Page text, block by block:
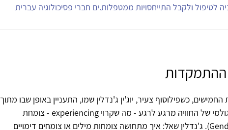
לטיפול ולקבל התייחסויות ממטפלות.ים חברי פסיכולוגיה עברית
ההתמקדות
כשפילוסוף צעיר, יוג'ין ג'נדלין שמו, התעניין באופן שבו מתוך
חוויה קונקרטית, מהזרם הגולמי של החוויה מרגע לרגע - מה שקרוי experiencing - צומחת
משמעות (Gendlin, 1961, 1997). ג'נדלין שאל: איך מתחושה צומחות מילים או צומחים דימויים